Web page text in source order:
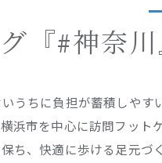
『#神奈
うちに負担が蓄積しや
浜市を中心に訪問フッ
ち、快適に歩ける足元